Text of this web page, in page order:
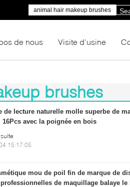
de nous Visite d'usine
brushes
de lecture naturelle molle superbe de
16Pcs avec la poignée en bois
15:17:05
mou de poil fin de marque de
de maquillage balaye le